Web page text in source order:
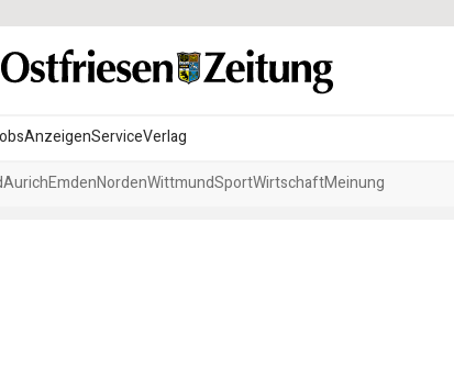
AnzeigenServiceVerlag
AurichEmdenNordenWittmundSportWirtschaftMeinung